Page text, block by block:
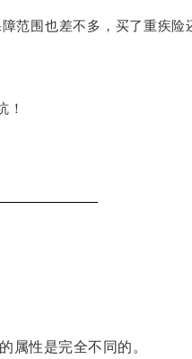
范围也差不多 ， 买了重疾险
！
属性是完全不同的。